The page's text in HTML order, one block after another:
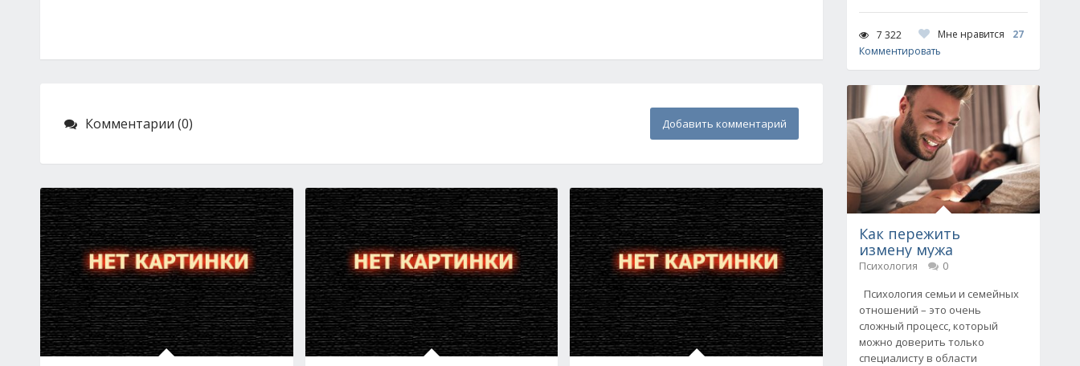
Комментарии (0) Добавить комментарий
7 322 Мне нравится
27
Комментировать
Как пережить
измену мужа
Психология
0
Психология семьи и семейных
отношений – это очень
сложный процесс, который
можно доверить только
специалисту в области